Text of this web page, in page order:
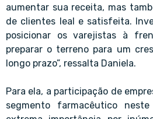
aumentar sua receita, mas
de clientes leal e satisfeita.
posicionar os varejistas à
preparar o terreno para um
longo prazo”, ressalta Daniela.
Para ela, a participação de
segmento farmacêutico